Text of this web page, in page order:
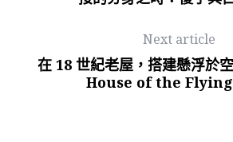
Next article
在 18 世紀老屋，搭建懸浮於
House of the